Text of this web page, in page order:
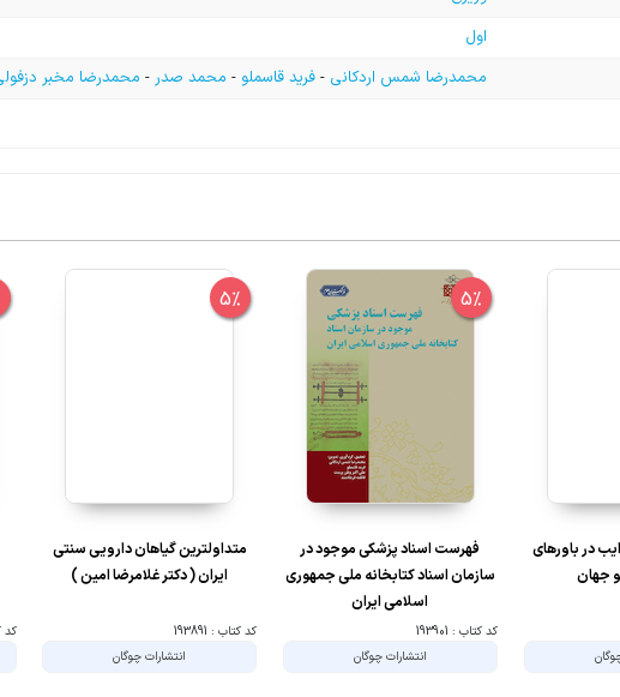
اول
محمدرضا شمس اردکانی - فرید قاسملو - محمد صدر - محمدرضا مخبر
در باورهای
و جهان
5%
فهرست اسناد پزشکی موجود در
سازمان اسناد کتابخانه ملی جمهوری
اسلامی ایران
کد کتاب : 193901
انتشارات چوگان
5%
متداولترین گیاهان دارویی سنتی
ایران ( دکتر غلامرضا امین )
کد کتاب : 193891
انتشارات چوگان
کد